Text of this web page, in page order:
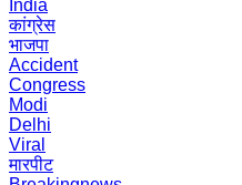
India
कांग्रेस
भाजपा
Accident
Congress
Modi
Delhi
Viral
मारपीट